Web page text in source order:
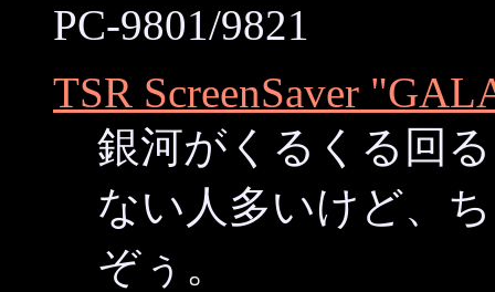
PC-9801/9821
TSR ScreenSaver
銀河がくるくる回
ない人多いけど、
ぞぅ。